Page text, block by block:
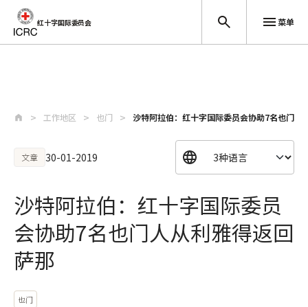
红十字国际委员会 菜单
工作地区 也门 沙特阿拉伯：红十字国际委员会协助7名也门人
文章 30-01-2019
沙特阿拉伯：红十字国际委员
会协助7名也门人从利雅得返回
萨那
也门